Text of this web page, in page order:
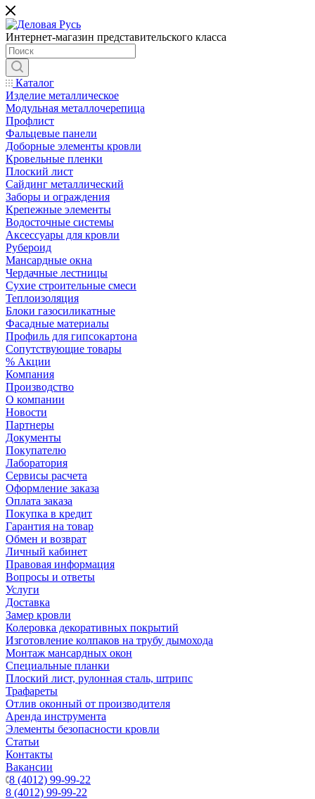
Интернет-магазин представительского класса
Каталог
Изделие металлическое
Модульная металлочерепица
Профлист
Фальцевые панели
Доборные элементы кровли
Кровельные пленки
Плоский лист
Сайдинг металлический
Заборы и ограждения
Крепежные элементы
Водосточные системы
Аксессуары для кровли
Рубероид
Мансардные окна
Чердачные лестницы
Сухие строительные смеси
Теплоизоляция
Блоки газосиликатные
Фасадные материалы
Профиль для гипсокартона
Сопутствующие товары
% Акции
Компания
Производство
О компании
Новости
Партнеры
Документы
Покупателю
Лаборатория
Сервисы расчета
Оформление заказа
Оплата заказа
Покупка в кредит
Гарантия на товар
Обмен и возврат
Личный кабинет
Правовая информация
Вопросы и ответы
Услуги
Доставка
Замер кровли
Колеровка декоративных покрытий
Изготовление колпаков на трубу дымохода
Монтаж мансардных окон
Специальные планки
Плоский лист, рулонная сталь, штрипс
Трафареты
Отлив оконный от производителя
Аренда инструмента
Элементы безопасности кровли
Статьи
Контакты
Вакансии
8 (4012) 99-99-22
8 (4012) 99-99-22